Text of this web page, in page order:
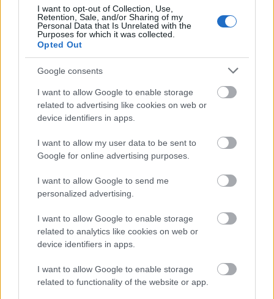
I want to opt-out of Collection, Use,
Retention, Sale, and/or Sharing of my
Personal Data that Is Unrelated with the
Purposes for which it was collected.
Opted Out
Google consents
I want to allow Google to enable storage
related to advertising like cookies on web or
device identifiers in apps.
I want to allow my user data to be sent to
Google for online advertising purposes.
I want to allow Google to send me
personalized advertising.
I want to allow Google to enable storage
related to analytics like cookies on web or
device identifiers in apps.
I want to allow Google to enable storage
related to functionality of the website or app.
Napi horoszkóp: A Szűz utazásra
hangulatba kerül március 21-én